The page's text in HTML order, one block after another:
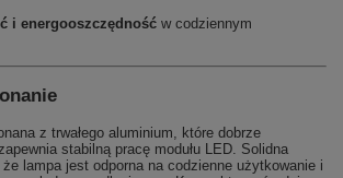
i energooszczędność w codziennym
z trwałego aluminium, które dobrze
stabilną pracę modułu LED. Solidna
lampa jest odporna na codzienne użytkowanie i